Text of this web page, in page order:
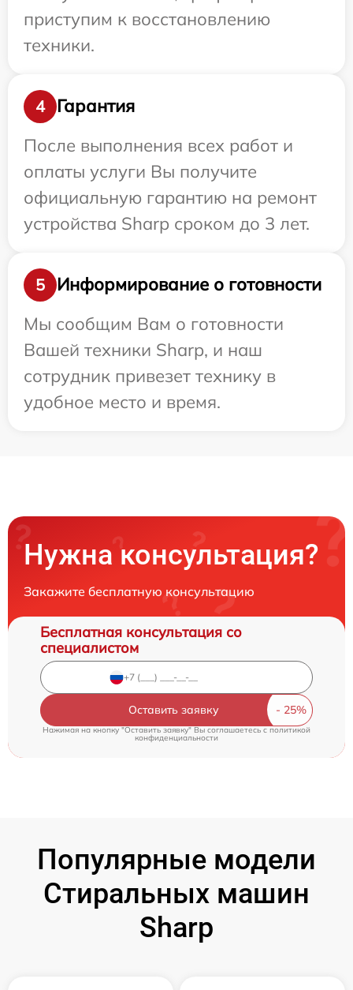
приступим к восстановлению
техники.
4
Гарантия
После выполнения всех работ и
оплаты услуги Вы получите
официальную гарантию на ремонт
устройства Sharp сроком до 3 лет.
5
Информирование о готовности
Мы сообщим Вам о готовности
Вашей техники Sharp, и наш
сотрудник привезет технику в
удобное место и время.
Нужна консультация?
Закажите бесплатную консультацию
Бесплатная консультация со
специалистом
Оставить заявку
Нажимая на кнопку "Оставить заявку" Вы соглашаетесь cполитикой
конфиденциальности
Популярные модели
Стиральных машин
Sharp